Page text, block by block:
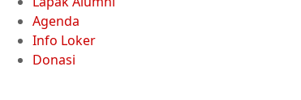
Agenda
Info Loker
Donasi